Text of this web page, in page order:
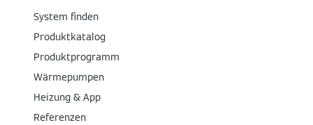
System finden
Produktkatalog
Produktprogramm
Wärmepumpen
Heizung & App
Referenzen